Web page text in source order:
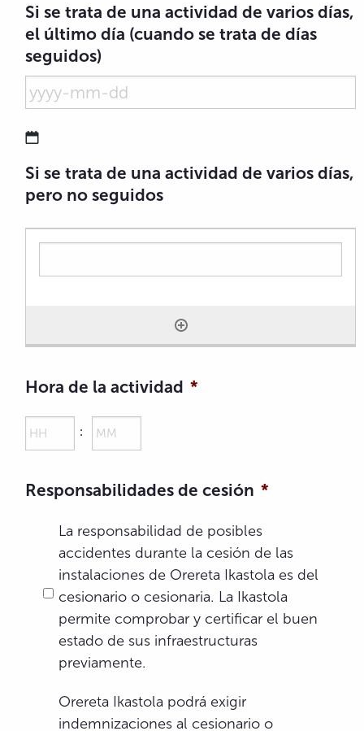
Si se trata de una actividad de varios días,
el último día (cuando se trata de días
seguidos)
YYYY dash MM dash DD
Si se trata de una actividad de varios días,
pero no seguidos
Hora de la actividad *
:
Responsabilidades de cesión *
La responsabilidad de posibles
accidentes durante la cesión de las
instalaciones de Orereta Ikastola es del
cesionario o cesionaria. La Ikastola
permite comprobar y certificar el buen
estado de sus infraestructuras
previamente.
Orereta Ikastola podrá exigir
indemnizaciones al cesionario o